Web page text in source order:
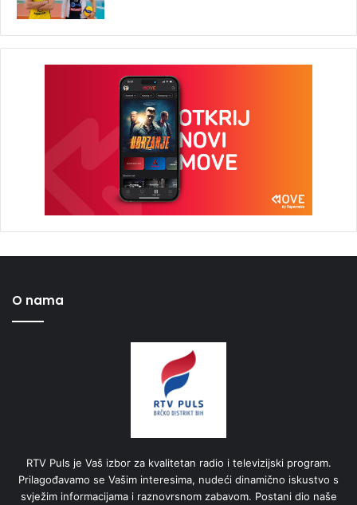
O nama
RTV Puls je Vaš izbor za kvalitetan radio i televizijski program.
Prilagođavamo se Vašim interesima, nudeći dinamično iskustvo s
svježim informacijama i raznovrsnom zabavom. Postani dio naše